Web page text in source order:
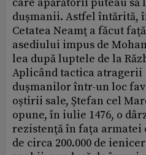
dușmanii. Astfel întărită,
Cetatea Neamţ a făcut faţă
asediului impus de
lea după luptele de la
Aplicând tactica atragerii
dușmanilor într-un loc
oștirii sale, Ștefan cel
opune, în iulie 1476, o
rezistenţă în faţa armatei
de circa 200.000 de